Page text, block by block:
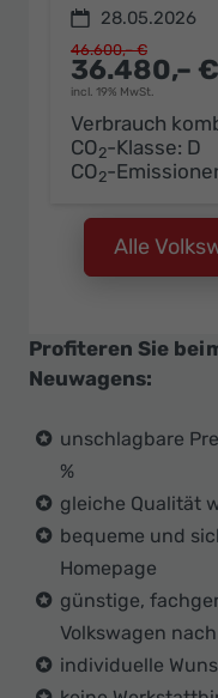
28.05.2026
36.480,– €
incl. 19% MwSt.
46.600,– €
Verbrauch
CO2-Klasse: D
CO2-
Alle
Profiteren Sie
Neuwagens:
unschlagbare
%
gleiche Qualität
bequeme und
Homepage
günstige,
Volkswagen
individuelle